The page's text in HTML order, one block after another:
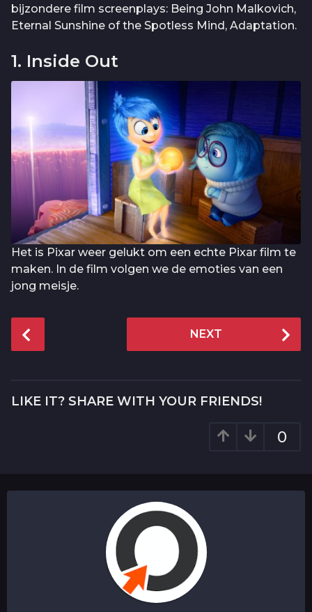
bijzondere film screenplays: Being John Malkovich,
Eternal Sunshine of the Spotless Mind, Adaptation.
1. Inside Out
Het is Pixar weer gelukt om een echte Pixar film te
maken. In de film volgen we de emoties van een
jong meisje.
o
P
a
NEXT
LIKE IT? SHARE WITH YOUR FRIENDS!
0